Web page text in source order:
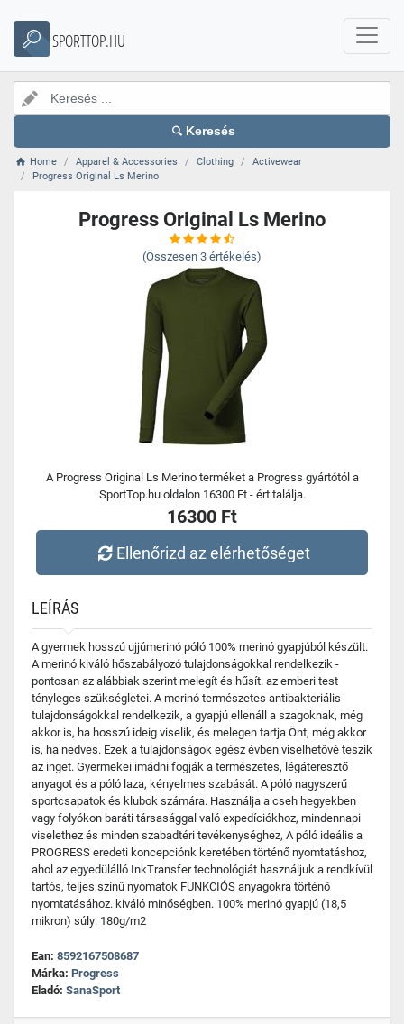
SPORTTOP.HU
Keresés
Home Apparel & Accessories Clothing
Activewear
Progress Original Ls Merino
Progress Original Ls Merino
(Összesen 3 értékelés)
A Progress Original Ls Merino terméket a Progress gyártótól a
SportTop.hu oldalon 16300 Ft - ért találja.
16300 Ft
Ellenőrizd az elérhetőséget
LEÍRÁS
A gyermek hosszú ujjúmerinó póló 100% merinó gyapjúból készült.
A merinó kiváló hőszabályozó tulajdonságokkal rendelkezik -
pontosan az alábbiak szerint melegít és hűsít. az emberi test
tényleges szükségletei. A merinó természetes antibakteriális
tulajdonságokkal rendelkezik, a gyapjú ellenáll a szagoknak, még
akkor is, ha hosszú ideig viselik, és melegen tartja Önt, még akkor
is, ha nedves. Ezek a tulajdonságok egész évben viselhetővé teszik
az inget. Gyermekei imádni fogják a természetes, légáteresztő
anyagot és a póló laza, kényelmes szabását. A póló nagyszerű
sportcsapatok és klubok számára. Használja a cseh hegyekben
vagy folyókon baráti társasággal való expedíciókhoz, mindennapi
viselethez és minden szabadtéri tevékenységhez, A póló ideális a
PROGRESS eredeti koncepciónk keretében történő nyomtatáshoz,
ahol az egyedülálló InkTransfer technológiát használjuk a rendkívül
tartós, teljes színű nyomatok FUNKCIÓS anyagokra történő
nyomtatásához. kiváló minőségben. 100% merinó gyapjú (18,5
mikron) súly: 180g/m2
Ean: 8592167508687
Márka: Progress
Eladó: SanaSport